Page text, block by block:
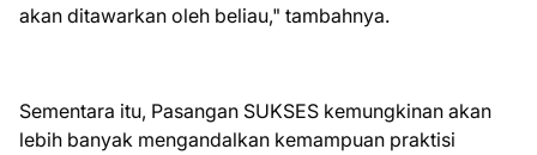
akan ditawarkan oleh beliau," tambahnya.
Sementara itu, Pasangan SUKSES kemungkinan akan
lebih banyak mengandalkan kemampuan praktisi